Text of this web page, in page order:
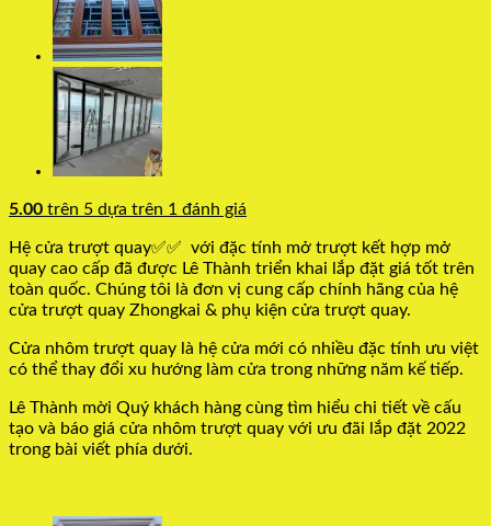
5.00 trên 5 dựa trên 1 đánh giá
Hệ cửa trượt quay✅✅ với đặc tính mở trượt kết hợp mở
quay cao cấp đã được Lê Thành triển khai lắp đặt giá tốt trên
toàn quốc. Chúng tôi là đơn vị cung cấp chính hãng của hệ
cửa trượt quay Zhongkai & phụ kiện cửa trượt quay.
Cửa nhôm trượt quay là hệ cửa mới có nhiều đặc tính ưu việt
có thể thay đổi xu hướng làm cửa trong những năm kế tiếp.
Lê Thành mời Quý khách hàng cùng tìm hiểu chi tiết về cấu
tạo và báo giá cửa nhôm trượt quay với ưu đãi lắp đặt 2022
trong bài viết phía dưới.